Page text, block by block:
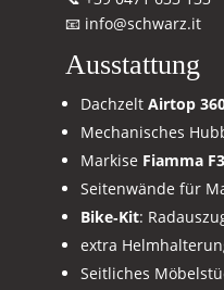
📧 info@schwarz.it
Ausstattung
Dachzelt Airtop
Mechanisches
Markise Fiamma
Seitenwände für
Bike‑Kit:
extra
Seitliches